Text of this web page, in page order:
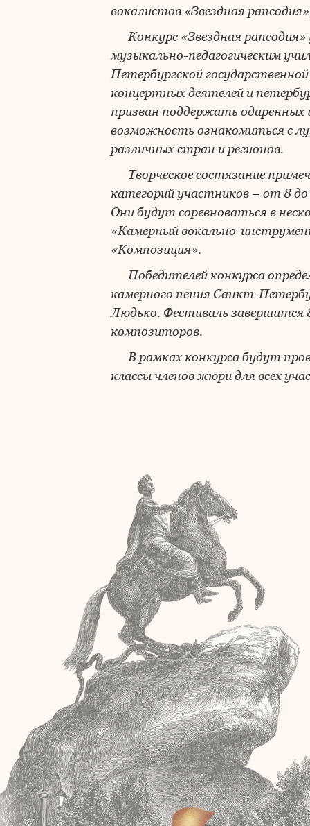
вокалистов «Звездная
Конкурс «Звездная
музыкально-педагогическим
Петербургской
концертных деятелей и
призван поддержать одаренных
возможность ознакомиться с
различных стран и регионов.
Творческое состязание
категорий участников – от 8
Они будут соревноваться в
«Камерный вокально-
«Композиция».
Победителей конкурса
камерного пения Санкт-
Людько. Фестиваль завершится
композиторов.
В рамках конкурса будут
классы членов жюри для всех